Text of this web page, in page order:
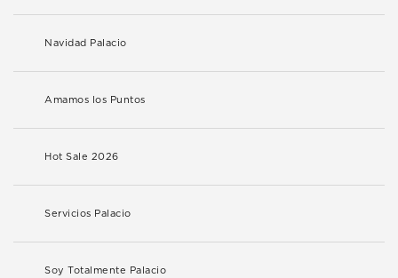
Navidad Palacio
Amamos los Puntos
Hot Sale 2026
Servicios Palacio
Soy Totalmente Palacio